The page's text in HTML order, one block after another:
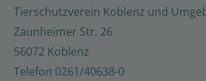
Tierschutzverein Koblenz und
Zaunheimer Str. 26
56072 Koblenz
Telefon 0261/40638-0